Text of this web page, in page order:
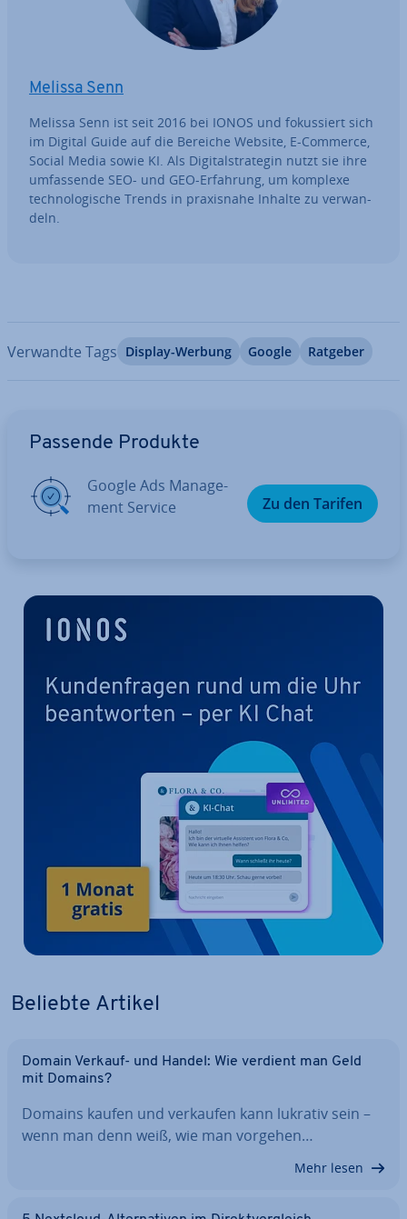
Melissa Senn
Melissa Senn ist seit 2016 bei IONOS und fo­kus­siert sich
im Digital Guide auf die Bereiche Website, E-Commerce,
Social Media sowie KI. Als Di­gi­tal­stra­te­gin nutzt sie ihre
um­fas­sen­de SEO- und GEO-Erfahrung, um komplexe
tech­no­lo­gi­sche Trends in pra­xis­na­he Inhalte zu ver­wan­
deln.
Verwandte Tags Display-Werbung Google Ratgeber
Passende Produkte
Google Ads Ma­nage­
ment Service
Zu den Tarifen
Beliebte Artikel
Domain Verkauf- und Handel: Wie verdient man Geld
mit Domains?
Domains kaufen und verkaufen kann lukrativ sein –
wenn man denn weiß, wie man vorgehen…
Mehr lesen